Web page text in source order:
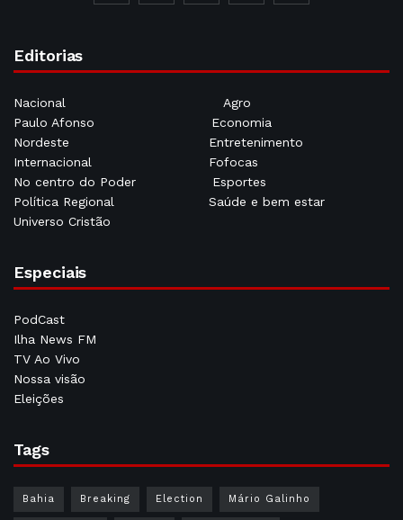
Editorias
Nacional
Agro
Paulo Afonso
Economia
Nordeste
Entretenimento
Internacional
Fofocas
No centro do Poder
Esportes
Política Regional
Saúde e bem estar
Universo Cristão
Especiais
PodCast
Ilha News FM
TV Ao Vivo
Nossa visão
Eleições
Tags
Bahia Breaking Election Mário Galinho